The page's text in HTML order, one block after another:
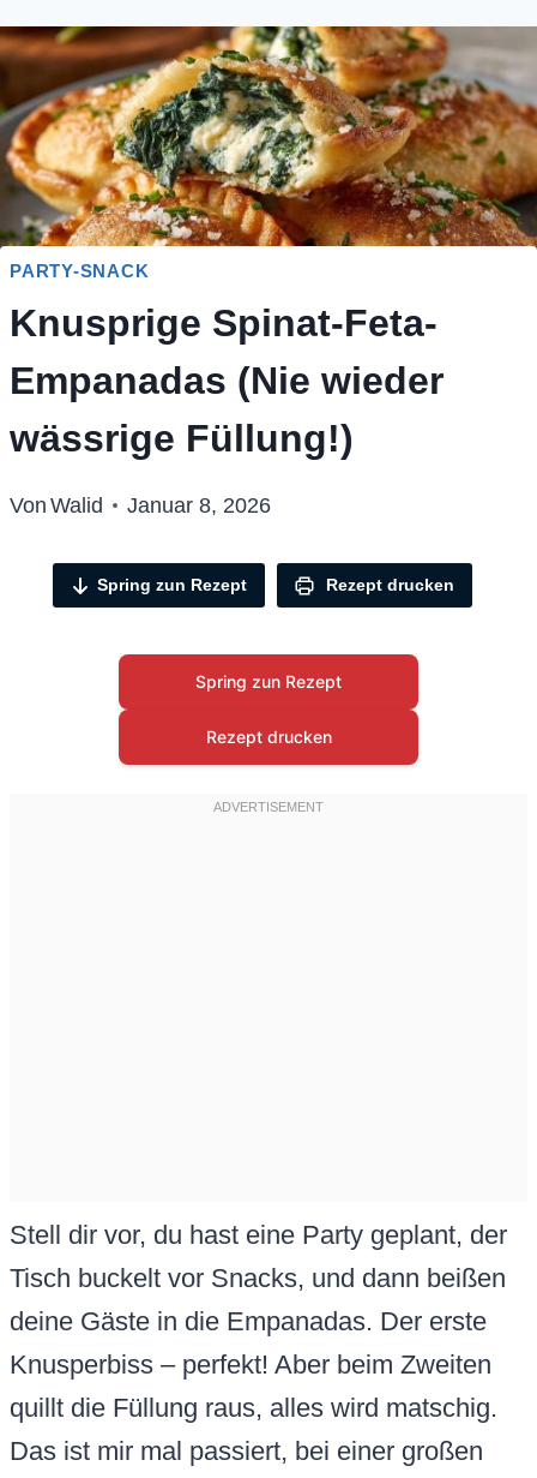
PARTY-SNACK
Knusprige Spinat-Feta-
Empanadas (Nie wieder
wässrige Füllung!)
Von Walid Januar 8, 2026
Spring zun Rezept Rezept drucken
Spring zun Rezept
Rezept drucken
Stell dir vor, du hast eine Party geplant, der
Tisch buckelt vor Snacks, und dann beißen
deine Gäste in die Empanadas. Der erste
Knusperbiss – perfekt! Aber beim Zweiten
quillt die Füllung raus, alles wird matschig.
Das ist mir mal passiert, bei einer großen